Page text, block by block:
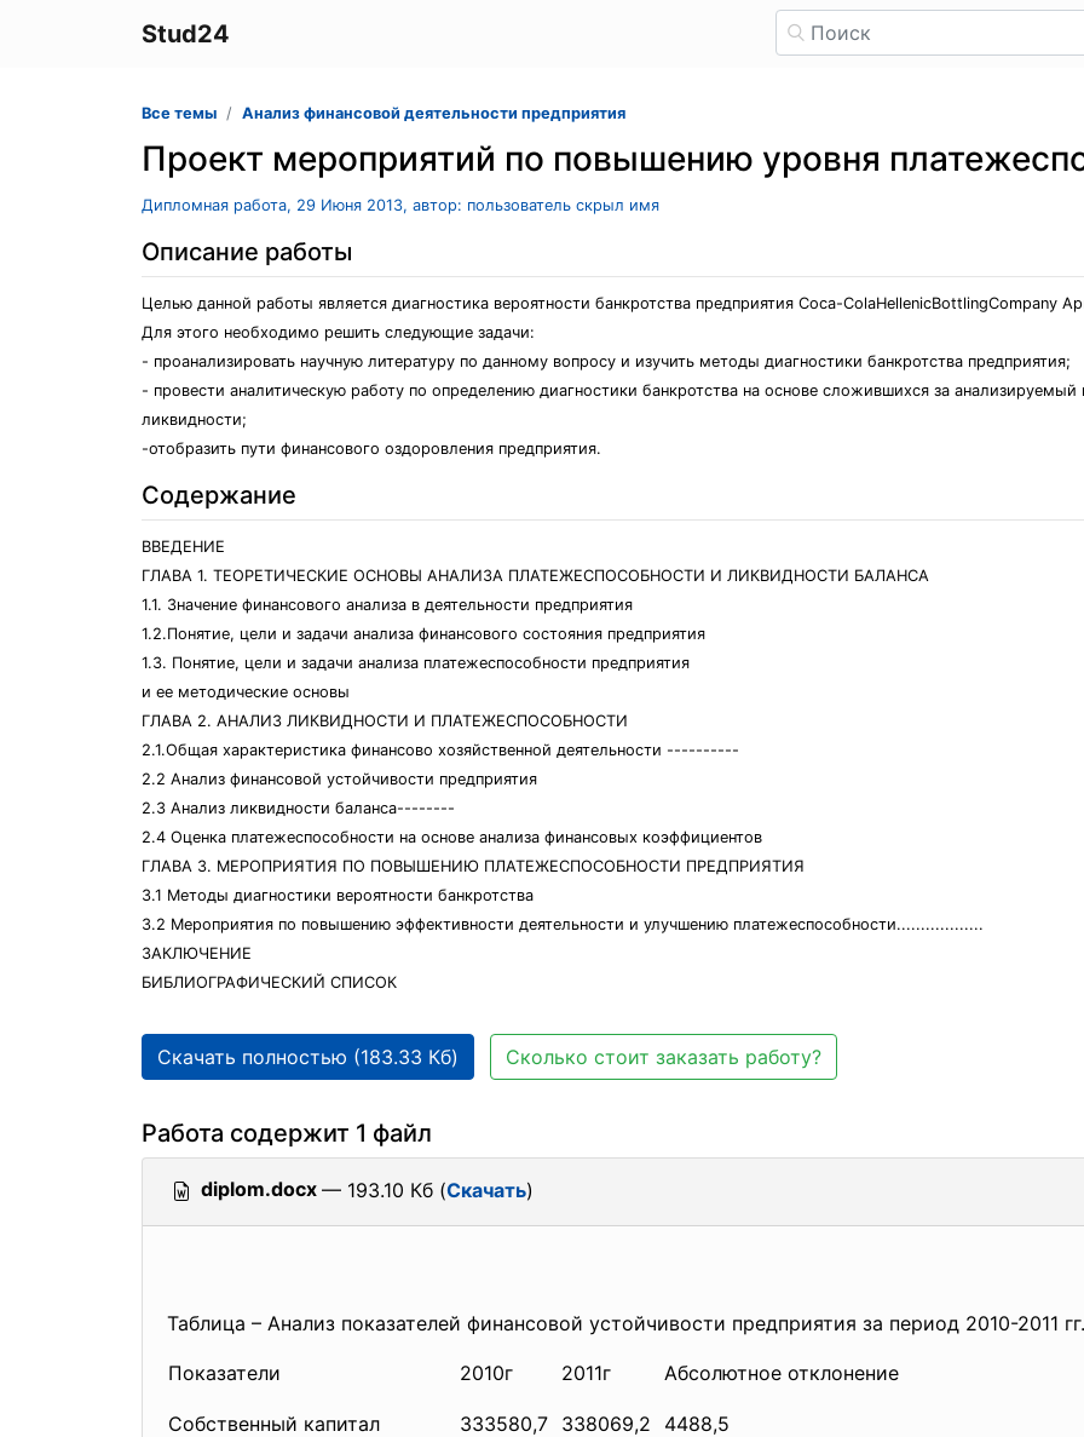
Stud24
Все темы Анализ финансовой деятельности предприятия
Проект мероприятий по повышению уровня
Дипломная работа, 29 Июня 2013, автор: пользователь скрыл имя
Описание работы
Целью данной работы является диагностика вероятности банкротства предприятия Coca-ColaHellenicBottlingCompany
Для этого необходимо решить следующие задачи:
- проанализировать научную литературу по данному вопросу и изучить методы диагностики банкротства предприятия;
- провести аналитическую работу по определению диагностики банкротства на основе сложившихся за
ликвидности;
-отобразить пути финансового оздоровления предприятия.
Содержание
ВВЕДЕНИЕ
ГЛАВА 1. ТЕОРЕТИЧЕСКИЕ ОСНОВЫ АНАЛИЗА ПЛАТЕЖЕСПОСОБНОСТИ И ЛИКВИДНОСТИ БАЛАНСА
1.1. Значение финансового анализа в деятельности предприятия
1.2.Понятие, цели и задачи анализа финансового состояния предприятия
1.3. Понятие, цели и задачи анализа платежеспособности предприятия
и ее методические основы
ГЛАВА 2. АНАЛИЗ ЛИКВИДНОСТИ И ПЛАТЕЖЕСПОСОБНОСТИ
2.1.Общая характеристика финансово хозяйственной деятельности ----------
2.2 Анализ финансовой устойчивости предприятия
2.3 Анализ ликвидности баланса--------
2.4 Оценка платежеспособности на основе анализа финансовых коэффициентов
ГЛАВА 3. МЕРОПРИЯТИЯ ПО ПОВЫШЕНИЮ ПЛАТЕЖЕСПОСОБНОСТИ ПРЕДПРИЯТИЯ
3.1 Методы диагностики вероятности банкротства
3.2 Мероприятия по повышению эффективности деятельности и улучшению платежеспособности..................
ЗАКЛЮЧЕНИЕ
БИБЛИОГРАФИЧЕСКИЙ СПИСОК
Скачать полностью (183.33 Кб) Сколько стоит заказать работу?
Работа содержит 1 файл
diplom.docx — 193.10 Кб (Скачать)
Таблица – Анализ показателей финансовой устойчивости предприятия за период 2010-2011 гг.
Показатели 2010г 2011г Абсолютное отклонение
Собственный капитал 333580,7 338069,2 4488,5